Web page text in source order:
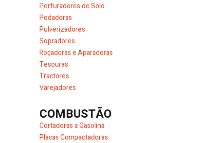
Perfuradores de Solo
Podadoras
Pulverizadores
Sopradores
Roçadoras e Aparadoras
Tesouras
Tractores
Varejadores
COMBUSTÃO
Cortadoras a Gasolina
Placas Compactadoras